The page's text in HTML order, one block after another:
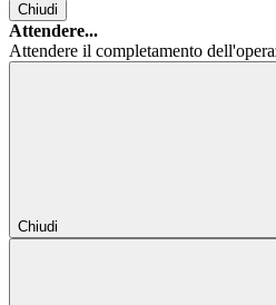
Chiudi
Attendere...
Attendere il completamento
Chiudi